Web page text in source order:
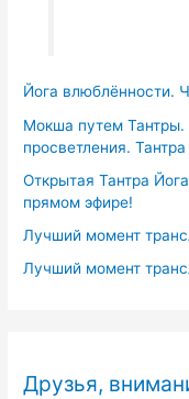
Йога влюблённости.
Мокша путем Тантры.
просветления.
Открытая Тантра
прямом эфире!
Лучший момент
Лучший момент
Друзья,